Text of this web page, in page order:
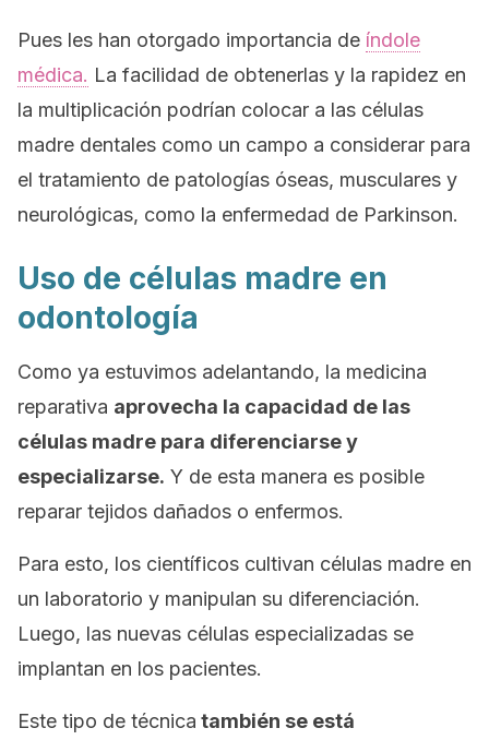
Pues les han otorgado importancia de índole
médica. La facilidad de obtenerlas y la rapidez en
la multiplicación podrían colocar a las células
madre dentales como un campo a considerar para
el tratamiento de patologías óseas, musculares y
neurológicas, como la enfermedad de Parkinson.
Uso de células madre en
odontología
Como ya estuvimos adelantando, la medicina
reparativa aprovecha la capacidad de las
células madre para diferenciarse y
especializarse. Y de esta manera es posible
reparar tejidos dañados o enfermos.
Para esto, los científicos cultivan células madre en
un laboratorio y manipulan su diferenciación.
Luego, las nuevas células especializadas se
implantan en los pacientes.
Este tipo de técnica también se está